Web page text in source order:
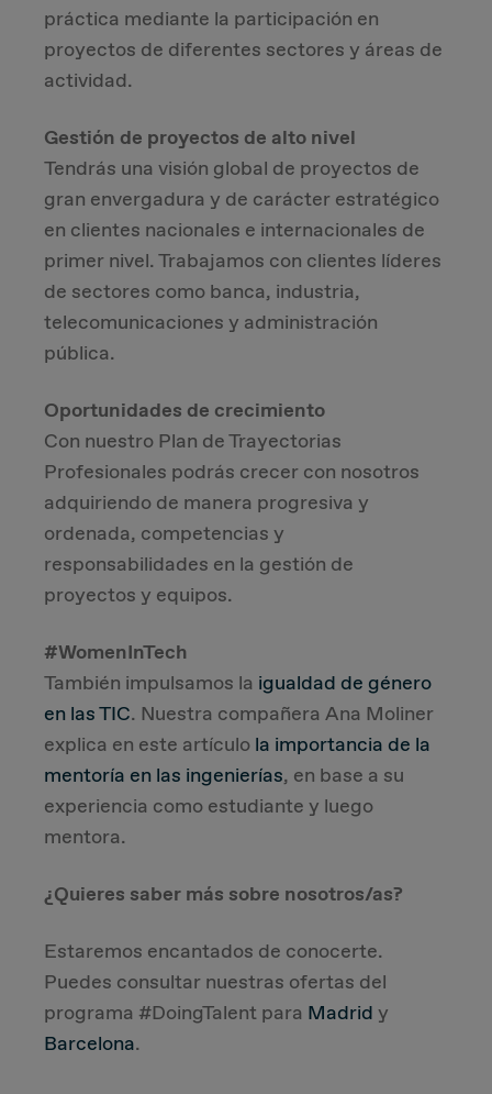
práctica mediante la participación en
proyectos de diferentes sectores y áreas de
actividad.
Gestión de proyectos de alto nivel
Tendrás una visión global de proyectos de
gran envergadura y de carácter estratégico
en clientes nacionales e internacionales de
primer nivel. Trabajamos con clientes líderes
de sectores como banca, industria,
telecomunicaciones y administración
pública.
Oportunidades de crecimiento
Con nuestro Plan de Trayectorias
Profesionales podrás crecer con nosotros
adquiriendo de manera progresiva y
ordenada, competencias y
responsabilidades en la gestión de
proyectos y equipos.
#WomenInTech
También impulsamos la igualdad de género
en las TIC. Nuestra compañera Ana Moliner
explica en este artículo la importancia de la
mentoría en las ingenierías, en base a su
experiencia como estudiante y luego
mentora.
¿Quieres saber más sobre nosotros/as?
Estaremos encantados de conocerte.
Puedes consultar nuestras ofertas del
programa #DoingTalent para Madrid y
Barcelona.